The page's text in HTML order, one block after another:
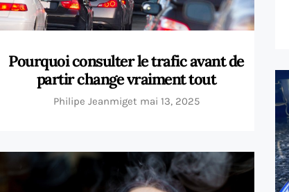
Pourquoi consulter le trafic avant de
partir change vraiment tout
Philipe Jeanmiget mai 13, 2025